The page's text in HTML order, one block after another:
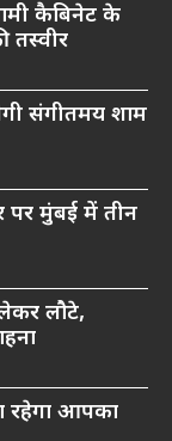
कैबिनेट के
तस्वीर
संगीतमय शाम
पर मुंबई में तीन
लौटे,
रहेगा आपका